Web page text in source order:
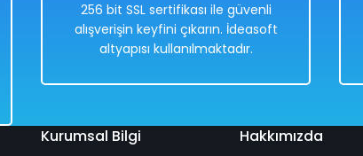
256 bit SSL sertifikası ile güvenli
alışverişin keyfini çıkarın. İdeasoft
altyapısı kullanılmaktadır.
Kurumsal Bilgi Hakkımızda